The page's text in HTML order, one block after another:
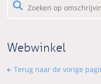
het
Webwinkel
Terug naar de vorige